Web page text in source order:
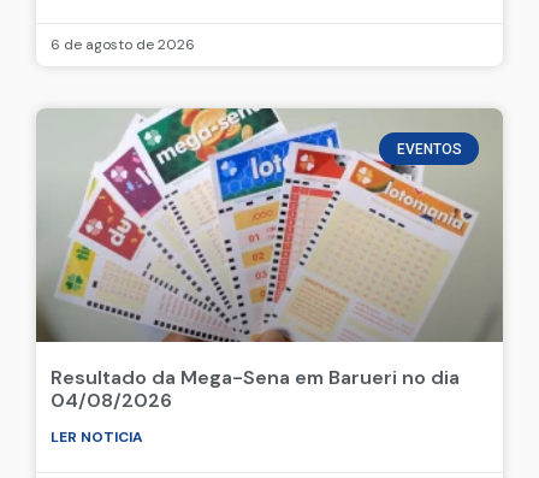
6 de agosto de 2026
EVENTOS
Resultado da Mega-Sena em Barueri no dia
04/08/2026
LER NOTICIA